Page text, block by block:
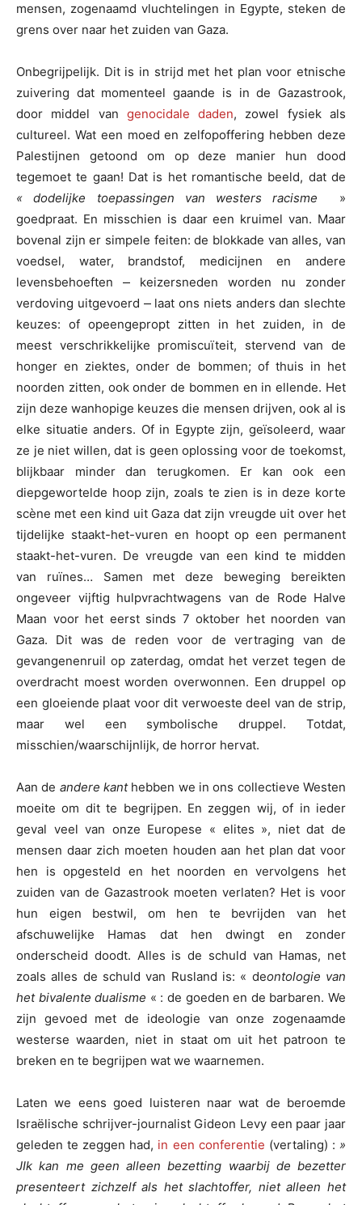
mensen, zogenaamd vluchtelingen in Egypte, steken de
grens over naar het zuiden van Gaza.
Onbegrijpelijk. Dit is in strijd met het plan voor etnische
zuivering dat momenteel gaande is in de Gazastrook,
door middel van genocidale daden, zowel fysiek als
cultureel. Wat een moed en zelfopoffering hebben deze
Palestijnen getoond om op deze manier hun dood
tegemoet te gaan! Dat is het romantische beeld, dat de
« dodelijke toepassingen van westers racisme »
goedpraat. En misschien is daar een kruimel van. Maar
bovenal zijn er simpele feiten: de blokkade van alles, van
voedsel, water, brandstof, medicijnen en andere
levensbehoeften ⎼ keizersneden worden nu zonder
verdoving uitgevoerd ⎼ laat ons niets anders dan slechte
keuzes: of opeengepropt zitten in het zuiden, in de
meest verschrikkelijke promiscuïteit, stervend van de
honger en ziektes, onder de bommen; of thuis in het
noorden zitten, ook onder de bommen en in ellende. Het
zijn deze wanhopige keuzes die mensen drijven, ook al is
elke situatie anders. Of in Egypte zijn, geïsoleerd, waar
ze je niet willen, dat is geen oplossing voor de toekomst,
blijkbaar minder dan terugkomen. Er kan ook een
diepgewortelde hoop zijn, zoals te zien is in deze korte
scène met een kind uit Gaza dat zijn vreugde uit over het
tijdelijke staakt-het-vuren en hoopt op een permanent
staakt-het-vuren. De vreugde van een kind te midden
van ruïnes… Samen met deze beweging bereikten
ongeveer vijftig hulpvrachtwagens van de Rode Halve
Maan voor het eerst sinds 7 oktober het noorden van
Gaza. Dit was de reden voor de vertraging van de
gevangenenruil op zaterdag, omdat het verzet tegen de
overdracht moest worden overwonnen. Een druppel op
een gloeiende plaat voor dit verwoeste deel van de strip,
maar wel een symbolische druppel. Totdat,
misschien/waarschijnlijk, de horror hervat.
Aan de andere kanthebben we in ons collectieve Westen
moeite om dit te begrijpen. En zeggen wij, of in ieder
geval veel van onze Europese « elites », niet dat de
mensen daar zich moeten houden aan het plan dat voor
hen is opgesteld en het noorden en vervolgens het
zuiden van de Gazastrook moeten verlaten? Het is voor
hun eigen bestwil, om hen te bevrijden van het
afschuwelijke Hamas dat hen dwingt en zonder
onderscheid doodt. Alles is de schuld van Hamas, net
zoals alles de schuld van Rusland is: « deontologie van
het bivalente dualisme « : de goeden en de barbaren. We
zijn gevoed met de ideologie van onze zogenaamde
westerse waarden, niet in staat om uit het patroon te
breken en te begrijpen wat we waarnemen.
Laten we eens goed luisteren naar wat de beroemde
Israëlische schrijver-journalist Gideon Levy een paar jaar
geleden te zeggen had, in een conferentie (vertaling) : »
JIk kan me geen alleenbezetting waarbijde bezetter
presenteert zichzelf als het slachtoffer, niet alleen het